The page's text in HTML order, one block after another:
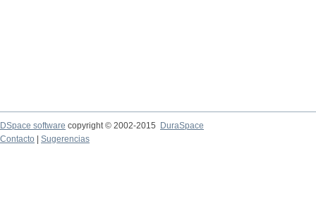
DSpace software copyright © 2002-2015
DuraSpace
Contacto
Sugerencias